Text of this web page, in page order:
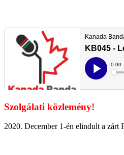
Szolgálati közlemény!
2020. December 1-én elindult a zárt